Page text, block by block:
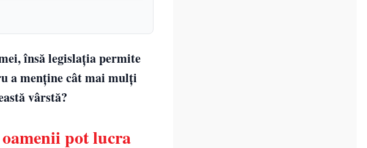
însă legislația permite
a menține cât mai mulți
vârstă?
pot lucra